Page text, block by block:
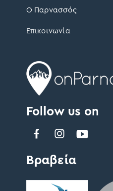
Follow us on
Βραβεία
Ο Παρνασσός
Επικοινωνία